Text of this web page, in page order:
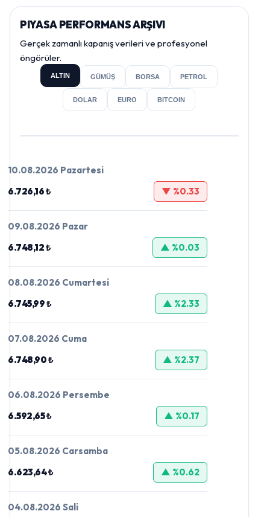
PIYASA PERFORMANS ARŞIVI
Gerçek zamanlı kapanış verileri ve profesyonel
öngörüler.
ALTIN GÜMÜŞ BORSA PETROL
DOLAR EURO BITCOIN
10.08.2026 Pazartesi
6.726,16 ₺
▼ %0.33
09.08.2026 Pazar
6.748,12 ₺
▲ %0.03
08.08.2026 Cumartesi
6.745,99 ₺
▲ %2.33
07.08.2026 Cuma
6.748,90 ₺
▲ %2.37
06.08.2026 Persembe
6.592,65 ₺
▲ %0.17
05.08.2026 Carsamba
6.623,64 ₺
▲ %0.62
04.08.2026 Sali